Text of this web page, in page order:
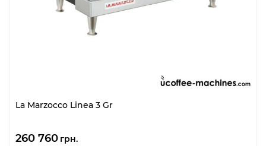
La Marzocco Linea 3 Gr
260 760 грн.